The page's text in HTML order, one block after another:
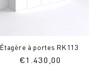
Étagère à portes RK113
Prix
€1.430,00